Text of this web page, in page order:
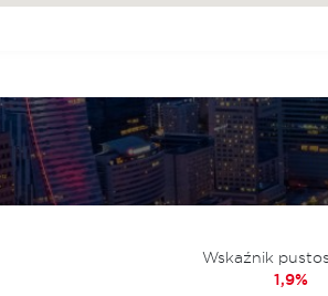
Wskaźnik
1,9%